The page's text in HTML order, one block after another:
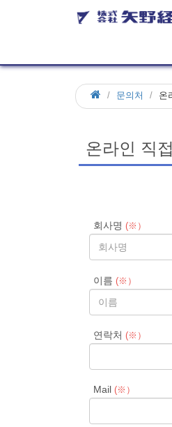
문의처 온
온라인 직
회사명 (※）
이름 (※）
연락처 (※）
Mail (※）